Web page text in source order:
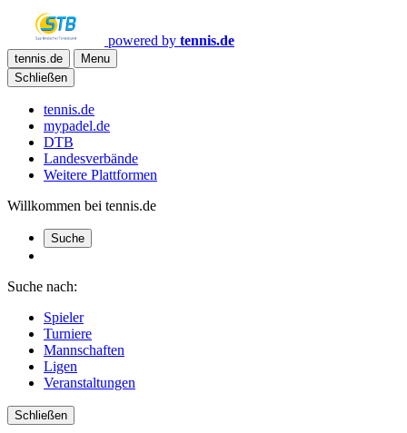
powered by tennis.de
tennis.de
Menu
Schließen
tennis.de
mypadel.de
DTB
Landesverbände
Weitere Plattformen
Willkommen bei tennis.de
Suche
Suche nach:
Spieler
Turniere
Mannschaften
Ligen
Veranstaltungen
Schließen